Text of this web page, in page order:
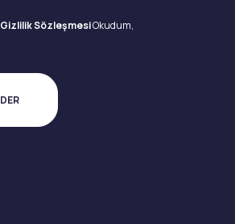
Gizlilik SözleşmesiOkudum,